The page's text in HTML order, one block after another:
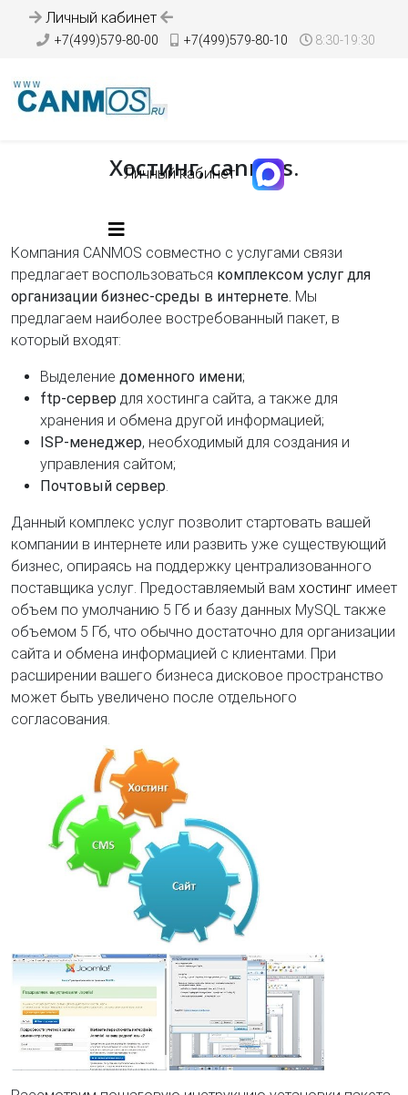
Личный кабинет
+7(499)579-80-00 +7(499)579-80-10 8:30-19:30
Личный кабинет
Хостинг, canmos.
Компания CANMOS совместно с услугами связи
предлагает воспользоваться комплексом услуг для
организации бизнес-среды в интернете. Мы
предлагаем наиболее востребованный пакет, в
который входят:
Выделение доменного имени;
ftp-сервер для хостинга сайта, а также для
хранения и обмена другой информацией;
ISP-менеджер, необходимый для создания и
управления сайтом;
Почтовый сервер.
Данный комплекс услуг позволит стартовать вашей
компании в интернете или развить уже существующий
бизнес, опираясь на поддержку централизованного
поставщика услуг. Предоставляемый вам хостинг имеет
объем по умолчанию 5 Гб и базу данных MySQL также
объемом 5 Гб, что обычно достаточно для организации
сайта и обмена информацией с клиентами. При
расширении вашего бизнеса дисковое пространство
может быть увеличено после отдельного
согласования.